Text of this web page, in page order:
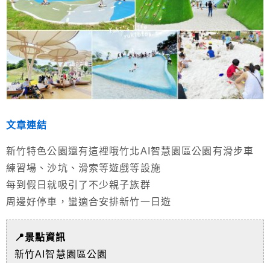
文章連結
新竹特色公園還有這裡哦竹北AI智慧園區公園有滑步車
練習場、沙坑、滑索等遊戲等設施
每到假日就吸引了不少親子族群
周邊好停車，蠻適合安排新竹一日遊
📍景點資訊
新竹AI智慧園區公園